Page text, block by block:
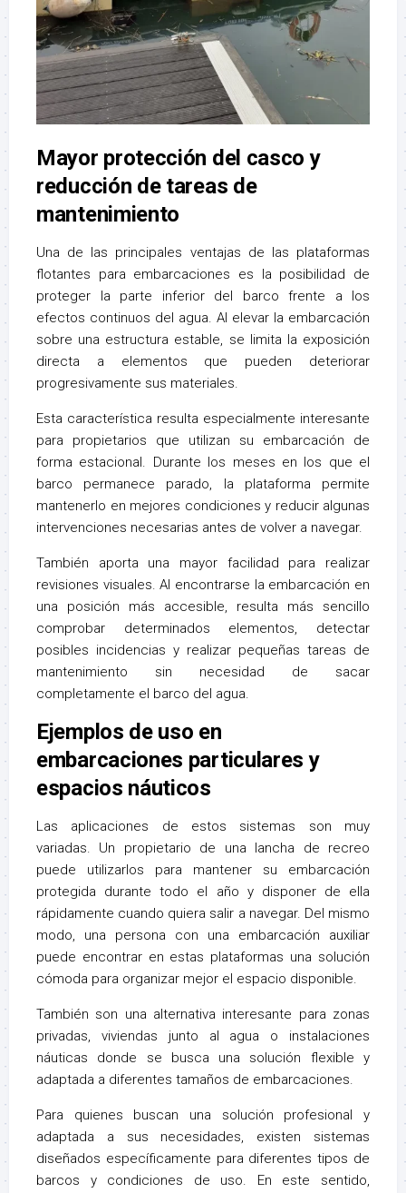
Mayor protección del casco y
reducción de tareas de
mantenimiento
Una de las principales ventajas de las plataformas
flotantes para embarcaciones es la posibilidad de
proteger la parte inferior del barco frente a los
efectos continuos del agua. Al elevar la embarcación
sobre una estructura estable, se limita la exposición
directa a elementos que pueden deteriorar
progresivamente sus materiales.
Esta característica resulta especialmente interesante
para propietarios que utilizan su embarcación de
forma estacional. Durante los meses en los que el
barco permanece parado, la plataforma permite
mantenerlo en mejores condiciones y reducir algunas
intervenciones necesarias antes de volver a navegar.
También aporta una mayor facilidad para realizar
revisiones visuales. Al encontrarse la embarcación en
una posición más accesible, resulta más sencillo
comprobar determinados elementos, detectar
posibles incidencias y realizar pequeñas tareas de
mantenimiento sin necesidad de sacar
completamente el barco del agua.
Ejemplos de uso en
embarcaciones particulares y
espacios náuticos
Las aplicaciones de estos sistemas son muy
variadas. Un propietario de una lancha de recreo
puede utilizarlos para mantener su embarcación
protegida durante todo el año y disponer de ella
rápidamente cuando quiera salir a navegar. Del mismo
modo, una persona con una embarcación auxiliar
puede encontrar en estas plataformas una solución
cómoda para organizar mejor el espacio disponible.
También son una alternativa interesante para zonas
privadas, viviendas junto al agua o instalaciones
náuticas donde se busca una solución flexible y
adaptada a diferentes tamaños de embarcaciones.
Para quienes buscan una solución profesional y
adaptada a sus necesidades, existen sistemas
diseñados específicamente para diferentes tipos de
barcos y condiciones de uso. En este sentido,